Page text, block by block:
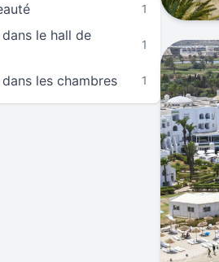
1
le hall de
1
les chambres 1